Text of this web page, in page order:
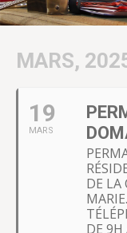
MARS,
19
MARS
DE
DE